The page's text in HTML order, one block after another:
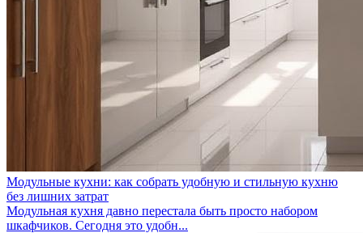
Модульные кухни: как собрать удобную и стильную кухню
без лишних затрат
Модульная кухня давно перестала быть просто набором
шкафчиков. Сегодня это удобн...